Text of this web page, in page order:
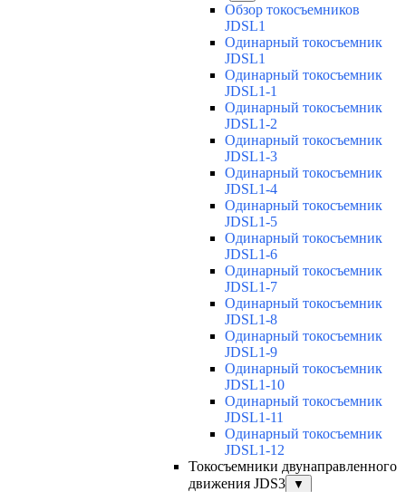
Обзор токосъемников
JDSL1
Одинарный токосъемник
JDSL1
Одинарный токосъемник
JDSL1-1
Одинарный токосъемник
JDSL1-2
Одинарный токосъемник
JDSL1-3
Одинарный токосъемник
JDSL1-4
Одинарный токосъемник
JDSL1-5
Одинарный токосъемник
JDSL1-6
Одинарный токосъемник
JDSL1-7
Одинарный токосъемник
JDSL1-8
Одинарный токосъемник
JDSL1-9
Одинарный токосъемник
JDSL1-10
Одинарный токосъемник
JDSL1-11
Одинарный токосъемник
JDSL1-12
Токосъемники двунаправленного
движения JDS3
▼